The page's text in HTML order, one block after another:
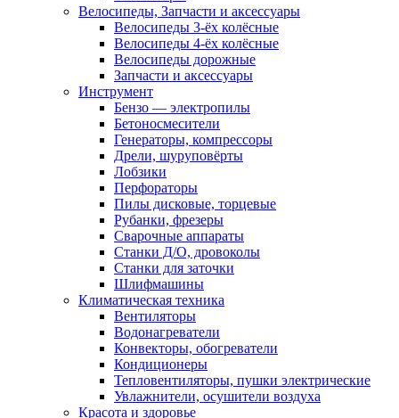
Велосипеды, Запчасти и аксессуары
Велосипеды 3-ёх колёсные
Велосипеды 4-ёх колёсные
Велосипеды дорожные
Запчасти и аксессуары
Инструмент
Бензо — электропилы
Бетоносмесители
Генераторы, компрессоры
Дрели, шуруповёрты
Лобзики
Перфораторы
Пилы дисковые, торцевые
Рубанки, фрезеры
Сварочные аппараты
Станки Д/О, дровоколы
Станки для заточки
Шлифмашины
Климатическая техника
Вентиляторы
Водонагреватели
Конвекторы, обогреватели
Кондиционеры
Тепловентиляторы, пушки электрические
Увлажнители, осушители воздуха
Красота и здоровье